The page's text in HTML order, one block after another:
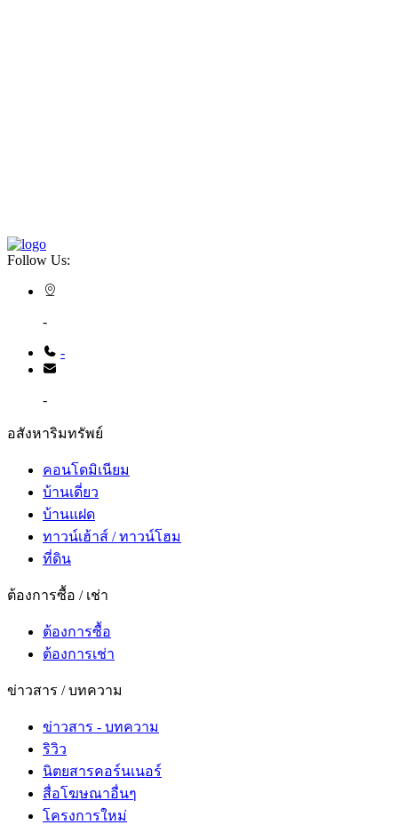
Follow Us:
-
-
-
อสังหาริมทรัพย์
คอนโดมิเนียม
บ้านเดี่ยว
บ้านแฝด
ทาวน์เฮ้าส์ / ทาวน์โฮม
ที่ดิน
ต้องการซื้อ / เช่า
ต้องการซื้อ
ต้องการเช่า
ข่าวสาร / บทความ
ข่าวสาร - บทความ
ริวิว
นิตยสารคอร์นเนอร์
สื่อโฆษณาอื่นๆ
โครงการใหม่